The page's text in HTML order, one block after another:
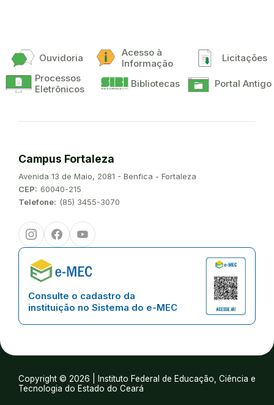
Ouvidoria
Acesso à
Informação
Licitações
Processos
Eletrônicos
Bibliotecas Portal Antigo
Campus Fortaleza
Endereço:
Avenida 13 de Maio, 2081 - Benfica - Fortaleza
CEP: 60040-215
Telefone: (85) 3455-3070
InstagramFacebookYoutube
Consulte o cadastro da
instituição no Sistema do e-MEC
Copyright © 2026 | Instituto Federal de Educação, Ciência e
Tecnologia do Estado do Ceará